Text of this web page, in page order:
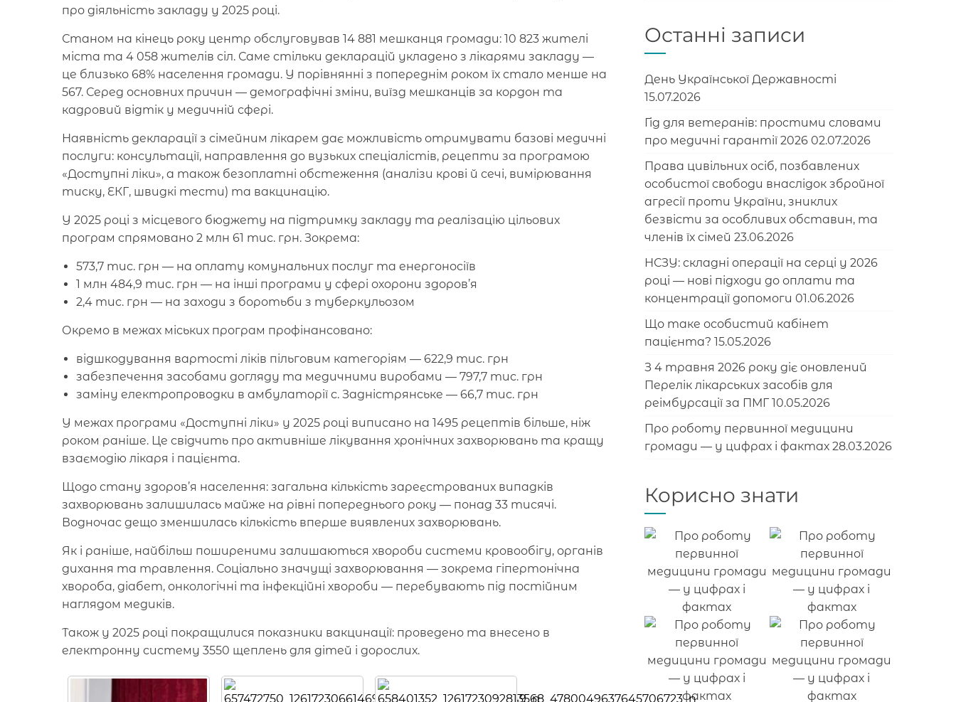
про діяльність закладу у 2025 році.
Станом на кінець року центр обслуговував 14 881 мешканця громади: 10 823 жителі
міста та 4 058 жителів сіл. Саме стільки декларацій укладено з лікарями закладу —
це близько 68% населення громади. У порівнянні з попереднім роком їх стало менше на
567. Серед основних причин — демографічні зміни, виїзд мешканців за кордон та
кадровий відтік у медичній сфері.
Наявність декларації з сімейним лікарем дає можливість отримувати базові медичні
послуги: консультації, направлення до вузьких спеціалістів, рецепти за програмою
«Доступні ліки», а також безоплатні обстеження (аналізи крові й сечі, вимірювання
тиску, ЕКГ, швидкі тести) та вакцинацію.
У 2025 році з місцевого бюджету на підтримку закладу та реалізацію цільових
програм спрямовано 2 млн 61 тис. грн. Зокрема:
573,7 тис. грн — на оплату комунальних послуг та енергоносіїв
1 млн 484,9 тис. грн — на інші програми у сфері охорони здоров’я
2,4 тис. грн — на заходи з боротьби з туберкульозом
Окремо в межах міських програм профінансовано:
відшкодування вартості ліків пільговим категоріям — 622,9 тис. грн
забезпечення засобами догляду та медичними виробами — 797,7 тис. грн
заміну електропроводки в амбулаторії с. Задністрянське — 66,7 тис. грн
У межах програми «Доступні ліки» у 2025 році виписано на 1495 рецептів більше, ніж
роком раніше. Це свідчить про активніше лікування хронічних захворювань та кращу
взаємодію лікаря і пацієнта.
Щодо стану здоров’я населення: загальна кількість зареєстрованих випадків
захворювань залишилась майже на рівні попереднього року — понад 33 тисячі.
Водночас дещо зменшилась кількість вперше виявлених захворювань.
Як і раніше, найбільш поширеними залишаються хвороби системи кровообігу, органів
дихання та травлення. Соціально значущі захворювання — зокрема гіпертонічна
хвороба, діабет, онкологічні та інфекційні хвороби — перебувають під постійним
наглядом медиків.
Також у 2025 році покращилися показники вакцинації: проведено та внесено в
електронну систему 3550 щеплень для дітей і дорослих.
Останні записи
День Української Державності
15.07.2026
Гід для ветеранів: простими словами
про медичні гарантії 2026 02.07.2026
Права цивільних осіб, позбавлених
особистої свободи внаслідок збройної
агресії проти України, зниклих
безвісти за особливих обставин, та
членів їх сімей 23.06.2026
НСЗУ: складні операції на серці у 2026
році — нові підходи до оплати та
концентрації допомоги 01.06.2026
Що таке особистий кабінет
пацієнта? 15.05.2026
З 4 травня 2026 року діє оновлений
Перелік лікарських засобів для
реімбурсації за ПМГ 10.05.2026
Про роботу первинної медицини
громади — у цифрах і фактах 28.03.2026
Корисно знати